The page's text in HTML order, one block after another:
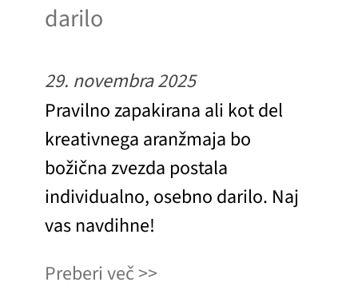
darilo
29. novembra 2025
Pravilno zapakirana ali kot del
kreativnega aranžmaja bo
božična zvezda postala
individualno, osebno darilo. Naj
vas navdihne!
Preberi več